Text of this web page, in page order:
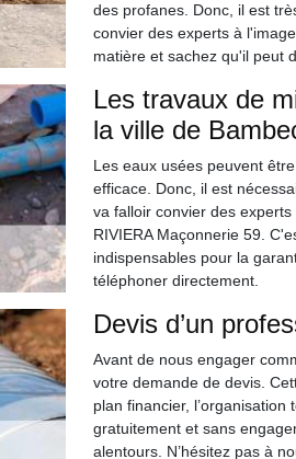
des profanes. Donc, il est
convier des experts à
matière et sachez qu'il peut
Les travaux de
la ville de
Les eaux usées peuvent
efficace. Donc, il est
va falloir convier des
RIVIERA Maçonnerie 59.
indispensables pour la
téléphoner directement.
Devis d’un
Avant de nous engager
votre demande de devis.
plan financier,
gratuitement et sans
alentours. N’hésitez pas à